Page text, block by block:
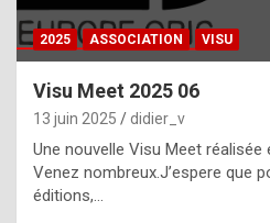
t
t
2025 ASSOCIATION VISU
Visu Meet 2025 06
13 juin 2025 didier_v
Une nouvelle Visu Meet réalisée
Venez nombreux.J’espere que
éditions,…